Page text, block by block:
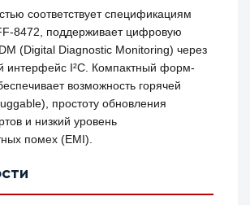
соответствует спецификациям
8472, поддерживает цифровую
(Digital Diagnostic Monitoring) через
интерфейс I²C. Компактный форм-
возможность горячей
простоту обновления
и низкий уровень
помех (EMI).